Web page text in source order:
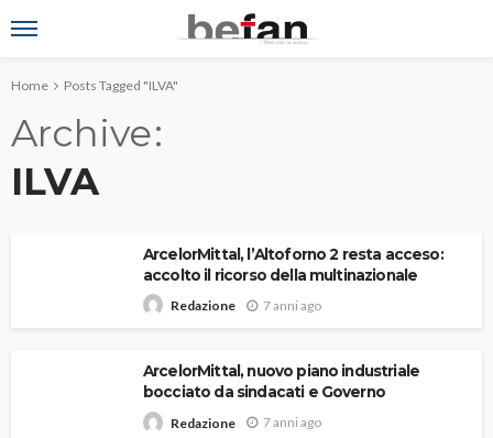
Home Posts Tagged "ILVA"
Archive
ILVA
ArcelorMittal, l’Altoforno 2 resta acceso:
accolto il ricorso della multinazionale
Redazione 7 anni ago
ArcelorMittal, nuovo piano industriale
bocciato da sindacati e Governo
Redazione 7 anni ago